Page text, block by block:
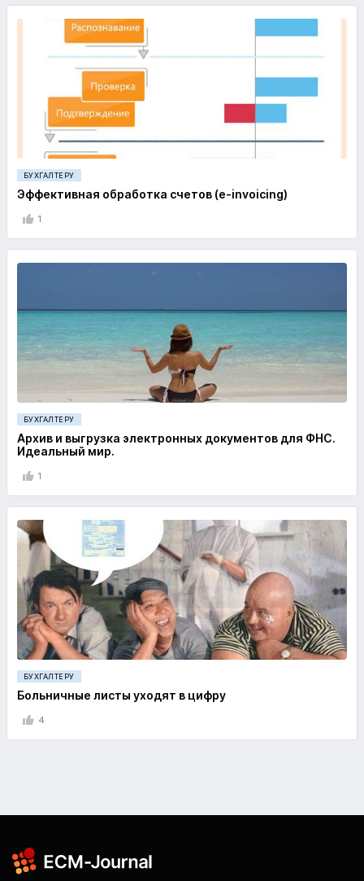
БУХГАЛТЕРУ
Эффективная обработка счетов (e-invoicing)
1
БУХГАЛТЕРУ
Архив и выгрузка электронных документов для ФНС.
Идеальный мир.
1
БУХГАЛТЕРУ
Больничные листы уходят в цифру
4